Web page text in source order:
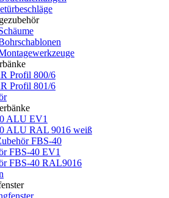
Profil 800/6
Profil 801/6
ALU EV1
ALU RAL 9016 weiß
FBS-40
FBS-40 EV1
FBS-40 RAL9016